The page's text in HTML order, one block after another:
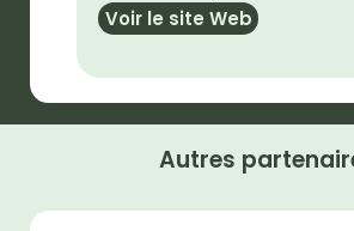
Voir le site Web
Autres